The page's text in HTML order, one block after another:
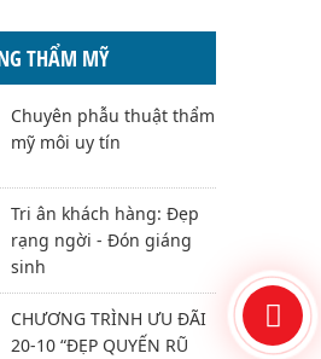
THẨM MỸ
Chuyên phẫu thuật thẩm
mỹ môi uy tín
Tri ân khách hàng: Đẹp
rạng ngời - Đón giáng
sinh
CHƯƠNG TRÌNH ƯU ĐÃI
20-10 “ĐẸP QUYẾN RŨ